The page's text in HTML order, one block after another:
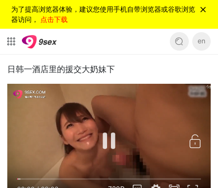
为了提高浏览器体验，建议您使用手机自带浏览器或谷歌浏览
器访问， 点击下载
en
日韩一酒店里的援交大奶妹下